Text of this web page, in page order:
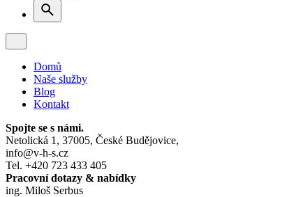
Domů
Naše služby
Blog
Kontakt
Spojte se s námi.
Netolická 1, 37005, České Budějovice,
info@v-h-s.cz
Tel. +420 723 433 405
Pracovní dotazy & nabídky
ing. Miloš Serbus